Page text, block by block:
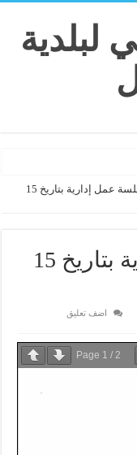
محضر جلسة عمل إدارية بتاريخ 15
محضر جلسة عمل إدارية بتاريخ 15
اضف تعليق
Page 1 / 2